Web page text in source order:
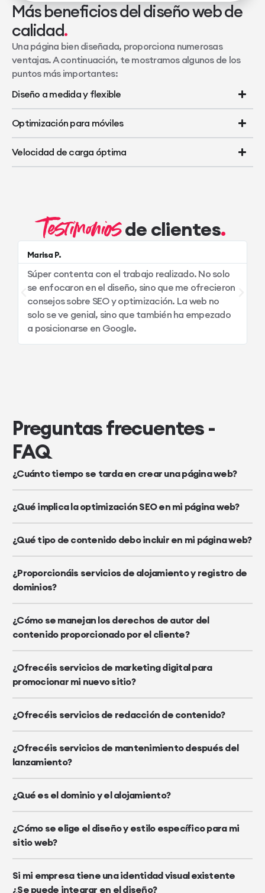
Más beneficios del diseño web de
calidad
Una página bien diseñada, proporciona numerosas
ventajas. A continuación, te mostramos algunos de los
puntos más importantes:
Diseño a medida y flexible
Optimización para móviles
Velocidad de carga óptima
Testimoniosde clientes
Marisa P.
Súper contenta con el trabajo realizado. No solo
se enfocaron en el diseño, sino que me ofrecieron
consejos sobre SEO y optimización. La web no
solo se ve genial, sino que también ha empezado
a posicionarse en Google.
Preguntas frecuentes -
FAQ
¿Cuánto tiempo se tarda en crear una página web?
¿Qué implica la optimización SEO en mi página web?
¿Qué tipo de contenido debo incluir en mi página web?
¿Proporcionáis servicios de alojamiento y registro de
dominios?
¿Cómo se manejan los derechos de autor del
contenido proporcionado por el cliente?
¿Ofrecéis servicios de marketing digital para
promocionar mi nuevo sitio?
¿Ofrecéis servicios de redacción de contenido?
¿Ofrecéis servicios de mantenimiento después del
lanzamiento?
¿Qué es el dominio y el alojamiento?
¿Cómo se elige el diseño y estilo específico para mi
sitio web?
Si mi empresa tiene una identidad visual existente
¿Se puede integrar en el diseño?